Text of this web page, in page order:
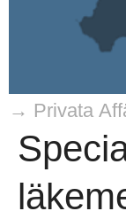
→ Privata